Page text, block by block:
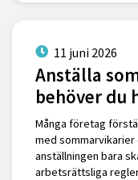
11 juni 2026
Anställa
behöver du
Många företag
med
anställningen bara
arbetsrättsliga